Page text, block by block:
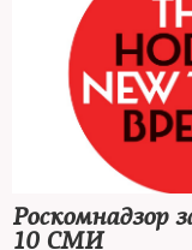
Роскомнадзор
10 СМИ